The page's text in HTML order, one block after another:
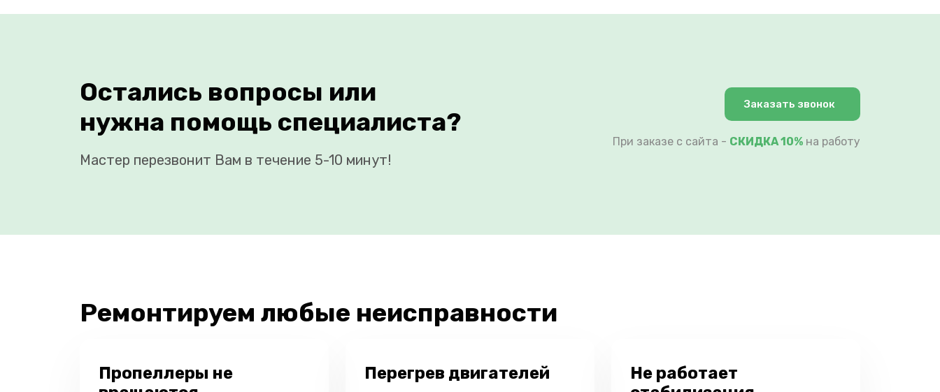
Остались вопросы или
нужна помощь специалиста?
Мастер перезвонит Вам в течение 5-10 минут!
Заказать звонок
При заказе с сайта - СКИДКА 10% на работу
Ремонтируем любые неисправности
Пропеллеры не
Перегрев двигателей
Не работает